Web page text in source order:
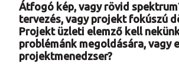
Átfogó kép, vagy rövid
tervezés, vagy projekt fokúszú
Projekt üzleti elemző kell
problémánk megoldására, vagy
projektmenedzser?